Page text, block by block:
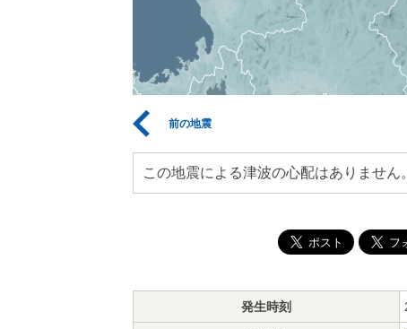
前の地震
この地震による津波の心配はありません。
発生時刻